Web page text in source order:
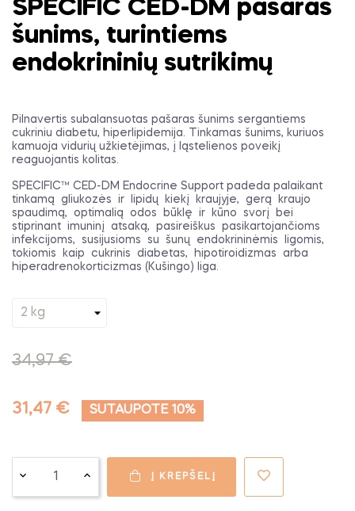
SPECIFIC CED-DM pašaras
šunims, turintiems
endokrininių sutrikimų
Pilnavertis subalansuotas pašaras šunims sergantiems
cukriniu diabetu, hiperlipidemija. Tinkamas šunims, kuriuos
kamuoja vidurių užkietėjimas, į ląstelienos poveikį
reaguojantis kolitas.
SPECIFIC™ CED-DM Endocrine Support padeda palaikant
tinkamą
gliukozės ir lipidų kiekį kraujyje, gerą
kraujo
spaudimą,
optimalią odos būklę ir kūno svorį
bei
stiprinant imuninį atsaką, pasireiškus
pasikartojančioms
infekcijoms,
susijusioms su šunų endokrininėmis
ligomis,
tokiomis
kaip cukrinis diabetas, hipotiroidizmas
arba
hiperadrenokorticizmas (Kušingo) liga.
34,97 €
31,47 € SUTAUPOTE 10%
Į KREPŠELĮ